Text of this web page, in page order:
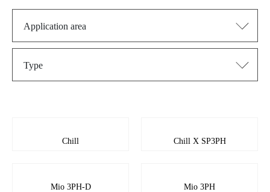
Application area
Type
Outdoor luminaires
Chill Chill X SP3PH
Mio 3PH-D Mio 3PH